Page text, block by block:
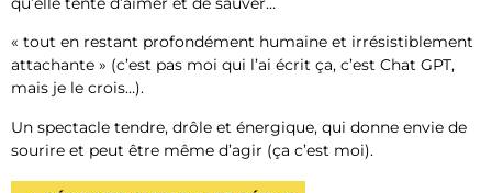
« tout en restant profondément humaine et irrésistiblement
attachante » (c’est pas moi qui l’ai écrit ça, c’est Chat GPT,
mais je le crois…).
Un spectacle tendre, drôle et énergique, qui donne envie de
sourire et peut être même d’agir (ça c’est moi).